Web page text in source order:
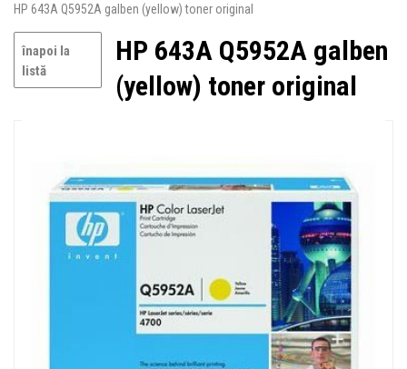
HP 643A Q5952A galben (yellow) toner original
înapoi la
listă
HP 643A Q5952A galben
(yellow) toner original